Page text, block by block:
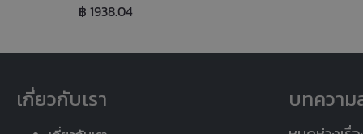
฿ 1938.04
เกี่ยวกับเรา บทความ